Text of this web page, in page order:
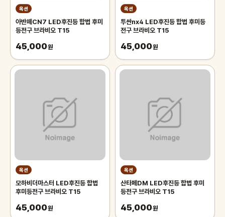
옥션
아반떼CN7 LED후진등 합법 후미
등전구 브라비오 T15
45,000원
옥션
투싼nx4 LED후진등 합법 후미등
전구 브라비오 T15
45,000원
옥션
모하비더마스터 LED후진등 합법
후미등전구 브라비오 T15
45,000원
옥션
산타페DM LED후진등 합법 후미
등전구 브라비오 T15
45,000원